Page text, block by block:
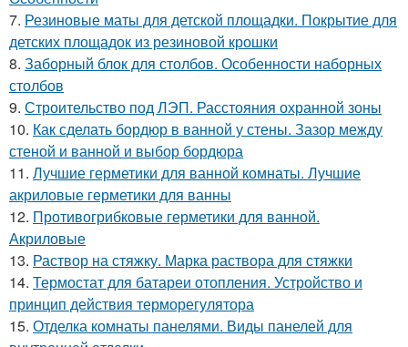
7. Резиновые маты для детской площадки. Покрытие для
детских площадок из резиновой крошки
8. Заборный блок для столбов. Особенности наборных
столбов
9. Строительство под ЛЭП. Расстояния охранной зоны
10. Как сделать бордюр в ванной у стены. Зазор между
стеной и ванной и выбор бордюра
11. Лучшие герметики для ванной комнаты. Лучшие
акриловые герметики для ванны
12. Противогрибковые герметики для ванной.
Акриловые
13. Раствор на стяжку. Марка раствора для стяжки
14. Термостат для батареи отопления. Устройство и
принцип действия терморегулятора
15. Отделка комнаты панелями. Виды панелей для